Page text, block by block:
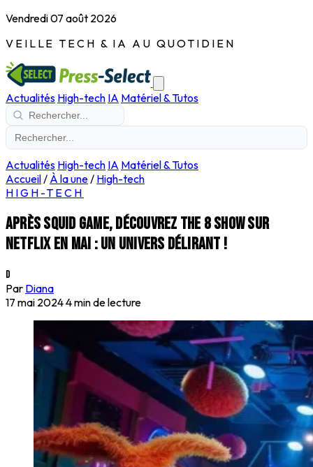
Vendredi 07 août 2026
VEILLE TECH & IA AU QUOTIDIEN
Actualités High-tech IA Matériel & Tutos
Actualités High-tech IA Matériel & Tutos
Accueil/ À la une/ High-tech
HIGH-TECH
Après Squid Game, découvrez The 8 Show sur
Netflix en mai : un univers délirant !
D
Par Diana
17 mai 20244 min de lecture